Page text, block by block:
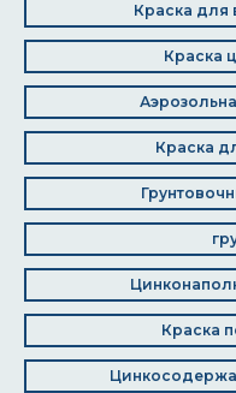
Краска
Краска
Краска
Краска